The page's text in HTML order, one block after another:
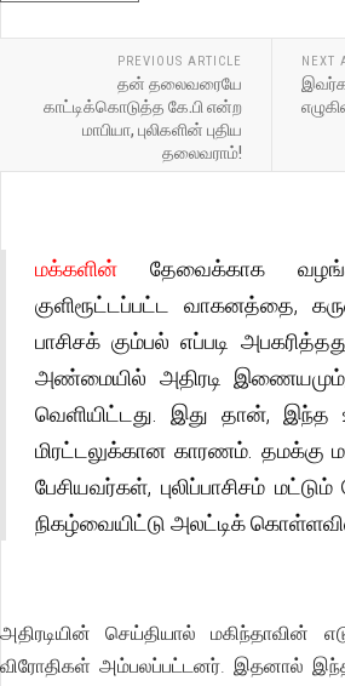
PREVIOUS ARTICLE
தன் தலைவரையே
காட்டிக்கொடுத்த கே.பி என்ற
மாபியா, புலிகளின் புதிய
தலைவராம்!
NEXT
மக்களின் தேவைக்காக
குளிரூட்டப்பட்ட வாகனத்தை,
பாசிசக் கும்பல் எப்படி
அண்மையில் அதிரடி
வெளியிட்டது. இது தான், இந்த
மிரட்டலுக்கான காரணம். தமக்கு
பேசியவர்கள், புலிப்பாசிசம்
நிகழ்வையிட்டு அலட்டிக்
அதிரடியின் செய்தியால் மகிந்தாவின்
விரோதிகள் அம்பலப்பட்டனர். இதனால்